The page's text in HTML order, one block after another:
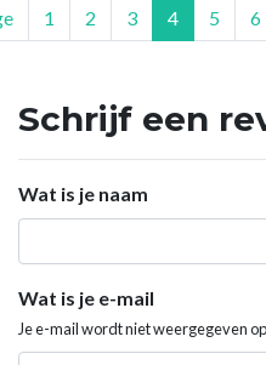
1 2 3 4 5 6
Schrijf een
Wat is je naam
Wat is je e-mail
Je e-mail wordt niet weergegeven